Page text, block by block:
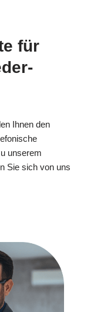
für
Ihnen den
unserem
Sie sich von uns